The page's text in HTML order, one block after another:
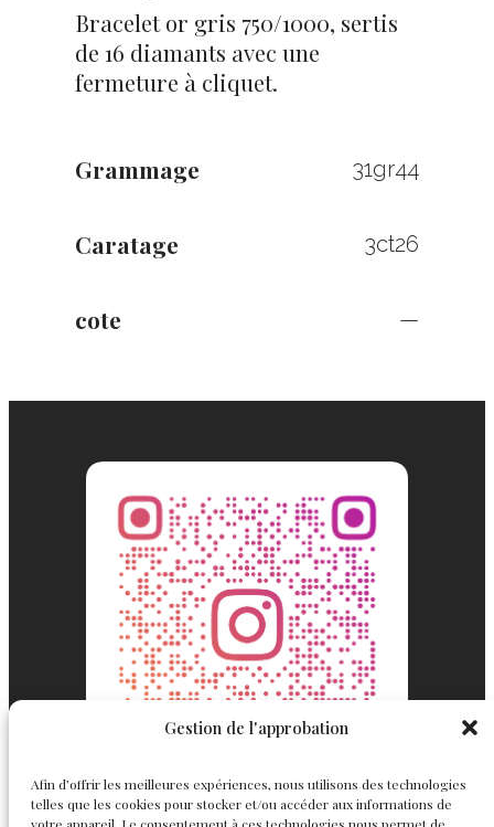
Gestion de l'approbation
Afin d’offrir les meilleures expériences, nous utilisons des technologies
telles que les cookies pour stocker et/ou accéder aux informations de
Bracelet or gris 750/1000, sertis
de 16 diamants avec une
fermeture à cliquet.
Grammage 31gr44
Caratage 3ct26
cote —